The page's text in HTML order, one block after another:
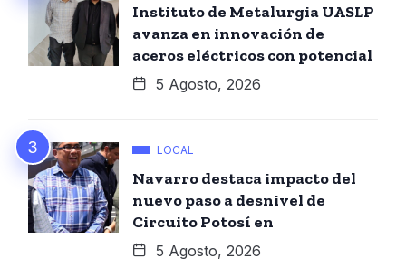
Instituto de Metalurgia UASLP
avanza en innovación de
aceros eléctricos con potencial
5 Agosto, 2026
LOCAL
Navarro destaca impacto del
nuevo paso a desnivel de
Circuito Potosí en
5 Agosto, 2026